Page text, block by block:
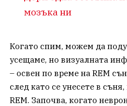
мозъка ни
Когато спим, можем да
усещаме, но визуалната
– освен по време на REM
след като се унесете в
REM. Започва, когато